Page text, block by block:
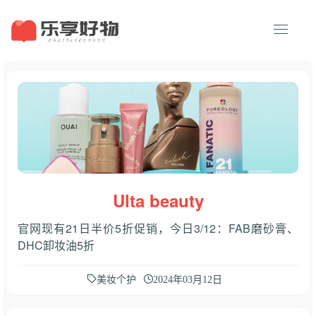
Ulta beauty
官网现有21日半价5折促销，今日3/12：FAB磨砂膏、
DHC卸妆油5折
美妆个护 2024年03月12日